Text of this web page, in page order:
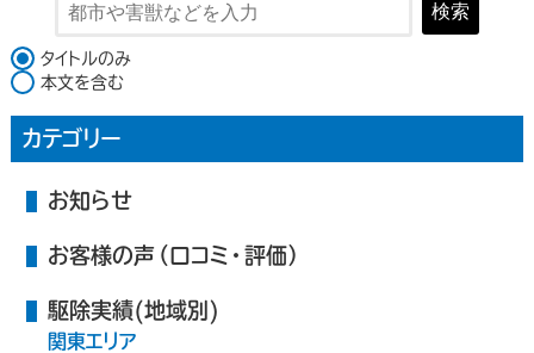
検索
検索対象
タイトルのみ
本文を含む
カテゴリー
お知らせ
お客様の声（口コミ・評価）
駆除実績(地域別)
関東エリア